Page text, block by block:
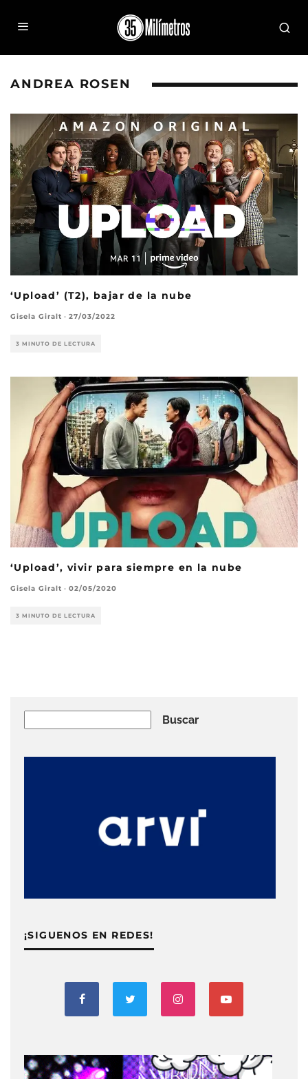
ANDREA ROSEN
‘Upload’ (T2), bajar de la nube
Gisela Giralt · 27/03/2022
3 MINUTO DE LECTURA
‘Upload’, vivir para siempre en la nube
Gisela Giralt · 02/05/2020
3 MINUTO DE LECTURA
Buscar
¡SIGUENOS EN REDES!